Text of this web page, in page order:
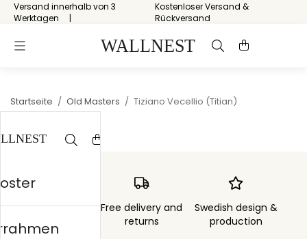
Versand innerhalb von 3
Werktagen
Kostenloser Versand &
Rückversand
Startseite / Old Masters / Tiziano Vecellio (Titian)
Order sent within Free delivery and
returns
Swedish design &
production